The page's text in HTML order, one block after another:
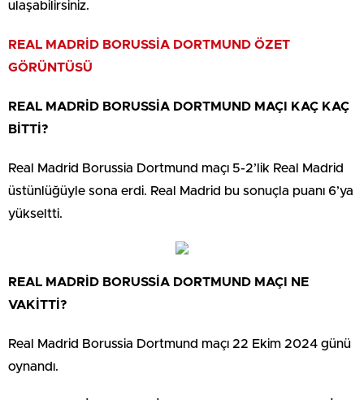
ulaşabilirsiniz.
REAL MADRİD BORUSSİA DORTMUND ÖZET
GÖRÜNTÜSÜ
REAL MADRİD BORUSSİA DORTMUND MAÇI KAÇ KAÇ
BİTTİ?
Real Madrid Borussia Dortmund maçı 5-2’lik Real Madrid
üstünlüğüyle sona erdi. Real Madrid bu sonuçla puanı 6’ya
yükseltti.
REAL MADRİD BORUSSİA DORTMUND MAÇI NE
VAKİTTİ?
Real Madrid Borussia Dortmund maçı 22 Ekim 2024 günü
oynandı.